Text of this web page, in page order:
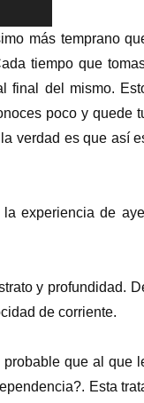
más temprano
tiempo que
final del mismo.
poco y quede
verdad es que así
experiencia de
y profundidad.
de corriente.
que al que
Esta